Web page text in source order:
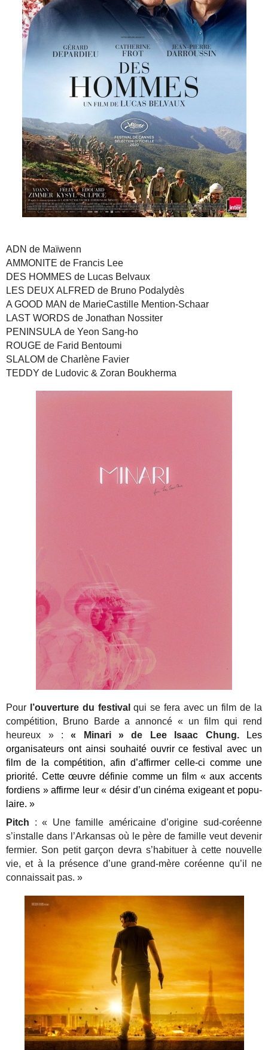
ADN de Maïwenn
AMMONITE de Francis Lee
DES HOMMES de Lucas Belvaux
LES DEUX ALFRED de Bruno Podalydès
A GOOD MAN de MarieCastille Mention-Schaar
LAST WORDS de Jonathan Nossiter
PENINSULA de Yeon Sang-ho
ROUGE de Farid Bentoumi
SLALOM de Charlène Favier
TEDDY de Ludovic & Zoran Boukherma
Pour l’ouverture du festival qui se fera avec un film de la
compétition, Bruno Barde a annoncé « un film qui rend
heureux » :« Minari » de Lee Isaac Chung.
Les
organisateurs ont ainsi souhaité ouvrir ce fes­ti­val avec un
film de la com­pé­ti­tion, afin d’affirmer celle-ci comme une
prio­ri­té. Cette œuvre définie comme un film « aux accents
for­diens » affirme leur « désir d’un ciné­ma exi­geant et popu­
laire. »
Pitch : « Une famille américaine d’origine sud-coréenne
s’installe dans l’Arkansas où le père de famille veut devenir
fermier. Son petit garçon devra s’habituer à cette nouvelle
vie, et à la présence d’une grand-mère coréenne qu’il ne
connaissait pas. »